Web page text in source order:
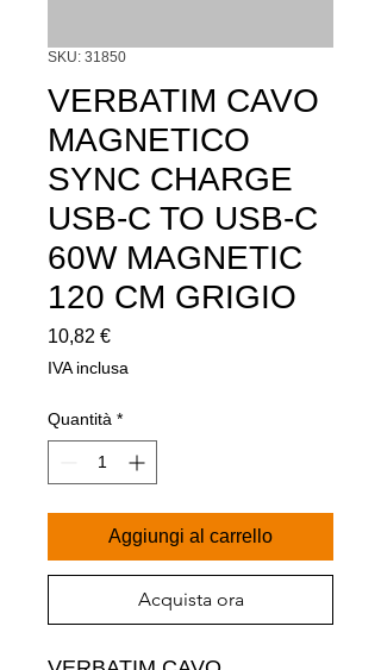
SKU: 31850
VERBATIM CAVO
MAGNETICO
SYNC CHARGE
USB-C TO USB-C
60W MAGNETIC
120 CM GRIGIO
10,82 €Prezzo
IVA inclusa
Quantità *
Aggiungi al carrello
Acquista ora